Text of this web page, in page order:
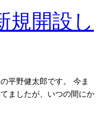
規開設し
平野健太郎です。 今ま
ましたが、いつの間にか